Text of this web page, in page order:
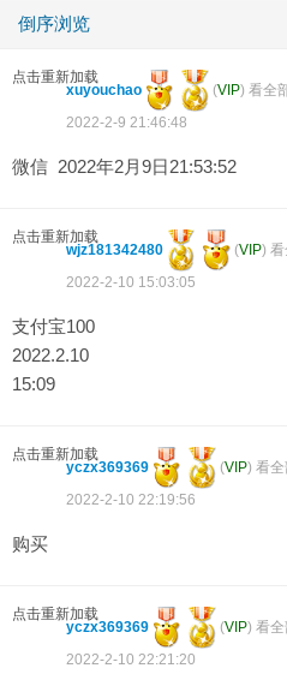
倒序浏览
点击重新加载
xuyouchao (VIP) 看全
2022-2-9 21:46:48
微信 2022年2月9日21:53:52
点击重新加载
wjz181342480 (VIP) 看
2022-2-10 15:03:05
支付宝100
2022.2.10
15:09
点击重新加载
yczx369369 (VIP) 看全
2022-2-10 22:19:56
购买
点击重新加载
yczx369369 (VIP) 看全
2022-2-10 22:21:20